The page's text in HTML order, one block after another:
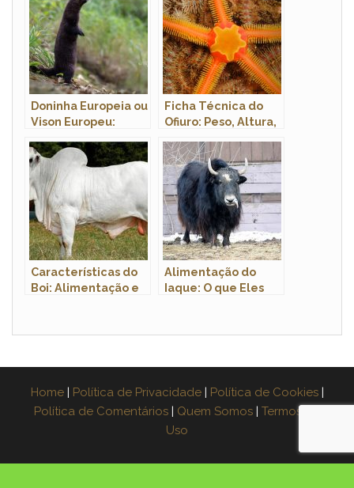
Doninha Europeia ou
Vison Europeu:
Fotos
Ficha Técnica do
Ofiuro: Peso, Altura,
Características do
Boi: Alimentação e
Alimentação do
Iaque: O que Eles
Home Política de Privacidade Política de Cookies
Política de Comentários
Quem Somos
Termos de
Uso